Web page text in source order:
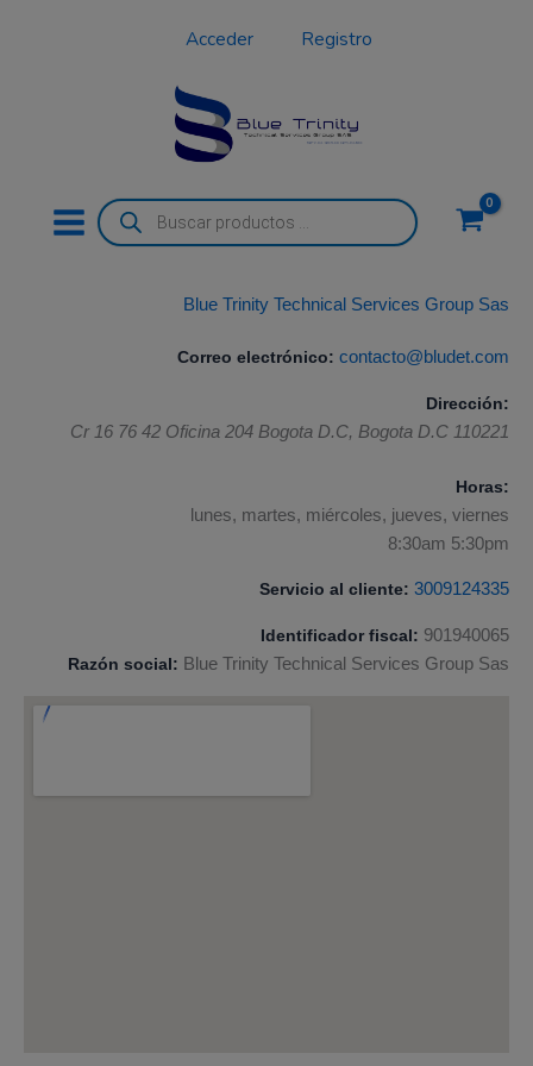
Acceder Registro
Búsqueda
de
productos
Blue Trinity Technical Services Group Sas
Correo electrónico: contacto@bludet.com
Dirección:
Cr 16 76 42 Oficina 204 Bogota D.C, Bogota D.C 110221
Horas:
lunes, martes, miércoles, jueves, viernes
8:30am 5:30pm
Servicio al cliente: 3009124335
Identificador fiscal: 901940065
Razón social: Blue Trinity Technical Services Group Sas